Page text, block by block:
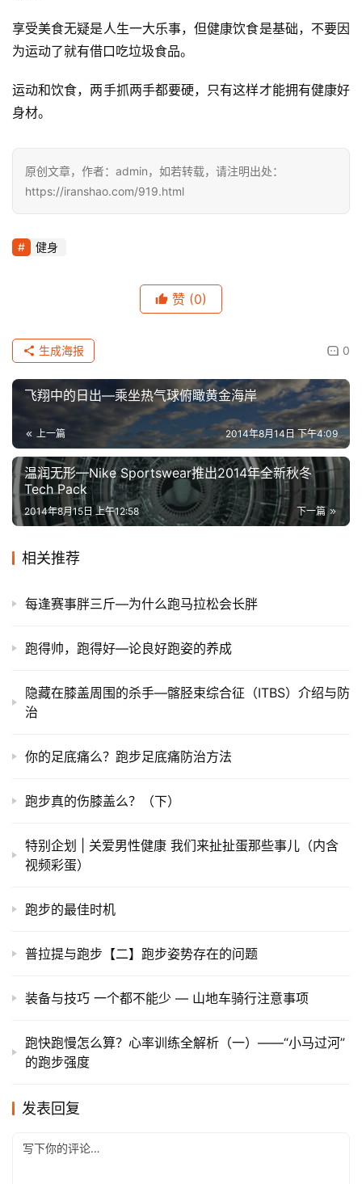
享受美食无疑是人生一大乐事，但健康饮食是基础，不要因
为运动了就有借口吃垃圾食品。
运动和饮食，两手抓两手都要硬，只有这样才能拥有健康好
身材。
原创文章，作者：admin，如若转载，请注明出处：
https://iranshao.com/919.html
健身
赞 (0)
0
生成海报
飞翔中的日出—乘坐热气球俯瞰黄金海岸
上一篇 2014年8月14日 下午4:09
温润无形—Nike Sportswear推出2014年全新秋冬
Tech Pack
下一篇
2014年8月15日 上午12:58
相关推荐
每逢赛事胖三斤—为什么跑马拉松会长胖
跑得帅，跑得好—论良好跑姿的养成
隐藏在膝盖周围的杀手—髂胫束综合征（ITBS）介绍与防
治
你的足底痛么？跑步足底痛防治方法
跑步真的伤膝盖么？（下）
特别企划 | 关爱男性健康 我们来扯扯蛋那些事儿（内含
视频彩蛋）
跑步的最佳时机
普拉提与跑步【二】跑步姿势存在的问题
装备与技巧 一个都不能少 — 山地车骑行注意事项
跑快跑慢怎么算？心率训练全解析（一）——“小马过河”
的跑步强度
发表回复